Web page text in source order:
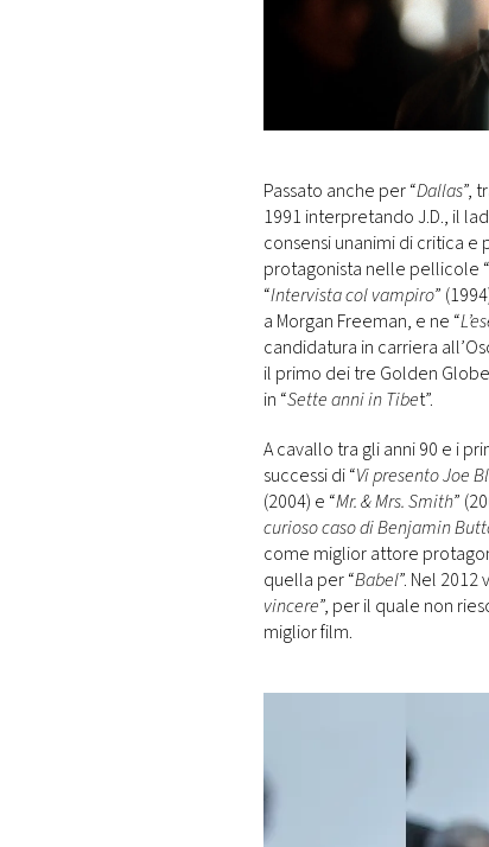
Passato anche per “Dallas”,
1991 interpretando J.D., il
consensi unanimi di critica
protagonista nelle pellicole “
“Intervista col vampiro”
a Morgan Freeman, e ne “
candidatura in carriera
il primo dei tre Golden
in “Sette anni in Tibet”.
A cavallo tra gli anni 90 e i
successi di “Vi presento Joe
(2004) e “Mr. & Mrs. Smith”
curioso caso di Benjamin
come miglior attore
quella per “Babel”. Nel
vincere”, per il quale non
miglior film.